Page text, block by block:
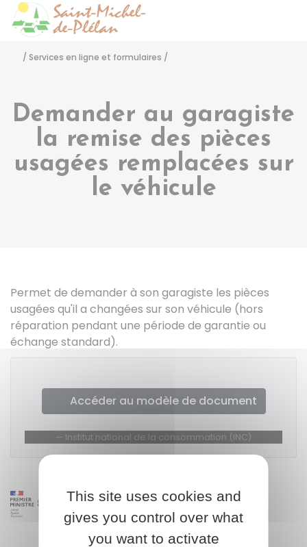
/ Services en ligne et formulaires /
Demander au garagiste
la remise des pièces
usagées remplacées sur
le véhicule
Permet de demander à son garagiste les pièces
usagées qu'il a changées sur son véhicule (hors
réparation pendant une période de garantie ou
échange standard).
Accéder au modèle de document
Institut national de la consommation (INC)
This site uses cookies and
gives you control over what
you want to activate